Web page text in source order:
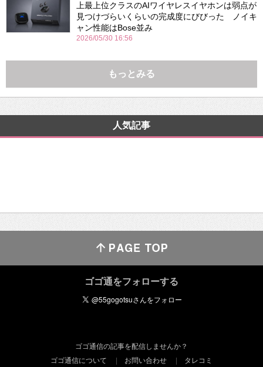
上最上位クラスのAIワイヤレスイヤホンは弱点が
見つけづらいくらいの完成度にびびった ノイキ
ャン性能はBose並み
2026/05/30 16:56
もっとみる
人気記事
ゴゴ通をフォローする
ゴゴ通信の記事を配信しませんか？
ゴゴ通信について
お問い合わせ タレコミ